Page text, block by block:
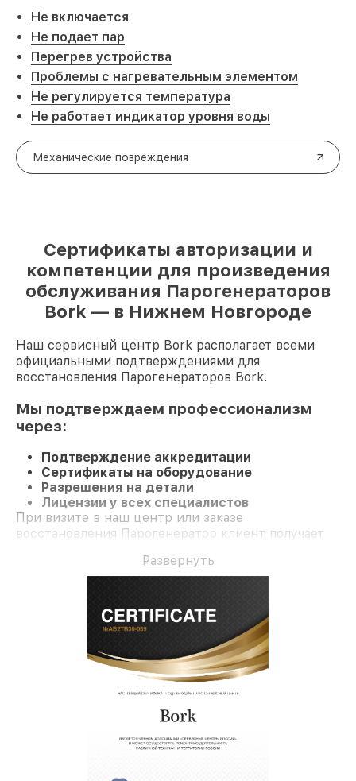
Не включается
Не подает пар
Перегрев устройства
Проблемы с нагревательным элементом
Не регулируется температура
Не работает индикатор уровня воды
Механические повреждения
Сертификаты авторизации и
компетенции для произведения
обслуживания Парогенераторов
Bork — в Нижнем Новгороде
Наш сервисный центр Bork располагает всеми
официальными подтверждениями для
восстановления Парогенераторов Bork.
Мы подтверждаем профессионализм
через:
Подтверждение аккредитации
Сертификаты на оборудование
Разрешения на детали
Лицензии у всех специалистов
При визите в наш центр или заказе
восстановления Парогенератор клиент получает
Развернуть